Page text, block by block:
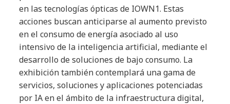
en las tecnologías ópticas de IOWN1. Estas
acciones buscan anticiparse al aumento previsto
en el consumo de energía asociado al uso
intensivo de la inteligencia artificial, mediante el
desarrollo de soluciones de bajo consumo. La
exhibición también contemplará una gama de
servicios, soluciones y aplicaciones potenciadas
por IA en el ámbito de la infraestructura digital,